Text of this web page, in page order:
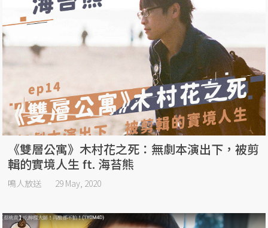
《雙層公寓》木村花之死：無劇本演出下，被剪
輯的實境人生 ft. 海苔熊
鳴人放送 29 May, 2020